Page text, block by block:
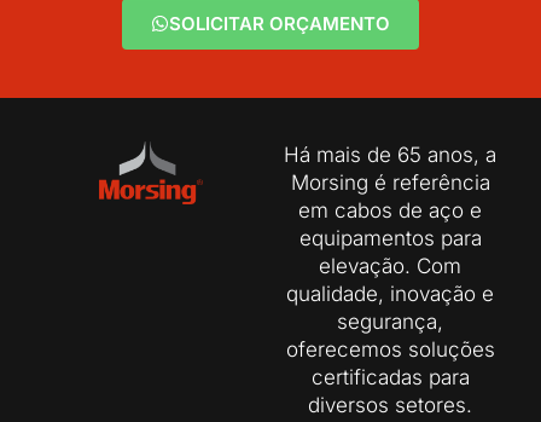
SOLICITAR ORÇAMENTO
Há mais de 65 anos, a
Morsing é referência
em cabos de aço e
equipamentos para
elevação. Com
qualidade, inovação e
segurança,
oferecemos soluções
certificadas para
diversos setores.